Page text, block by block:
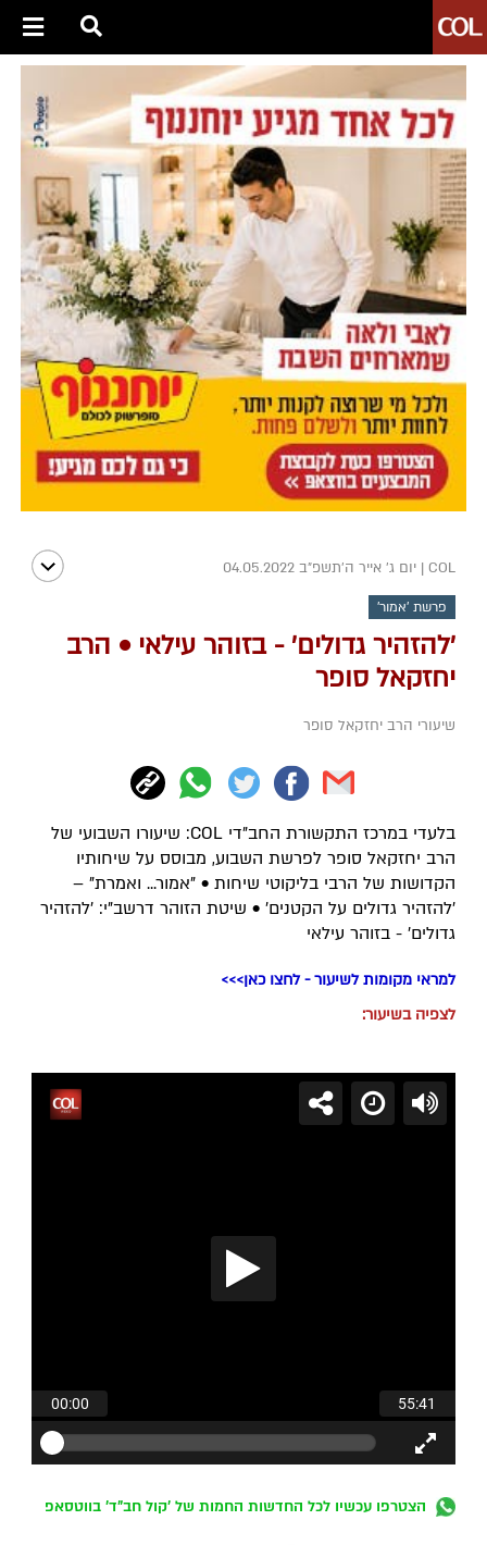
COL
| יום ג' אייר ה׳תשפ״ב 04.05.2022
פרשת 'אמור'
'להזהיר גדולים' - בזוהר עילאי • הרב
יחזקאל סופר
שיעורי הרב יחזקאל סופר
בלעדי במרכז התקשורת החב"די COL: שיעורו השבועי של
הרב יחזקאל סופר לפרשת השבוע, מבוסס על שיחותיו
הקדושות של הרבי בליקוטי שיחות • "אמור... ואמרת" –
'להזהיר גדולים על הקטנים' • שיטת הזוהר דרשב"י: 'להזהיר
גדולים' - בזוהר עילאי
למראי מקומות לשיעור - לחצו כאן>>>
לצפיה בשיעור:
הצטרפו עכשיו לכל החדשות החמות של 'קול חב"ד' בווטסאפ